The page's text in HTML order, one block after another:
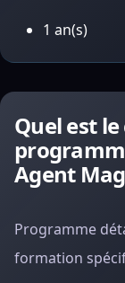
1 an(s)
Quel est
Agent
Programme
formation